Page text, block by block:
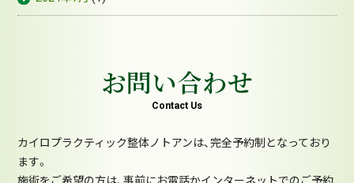
お問い合わせ
Contact Us
カイロプラクティック整体ノトアンは、完全予約制となっており
ます。
施術をご希望の方は、事前にお電話かインターネットでのご予約